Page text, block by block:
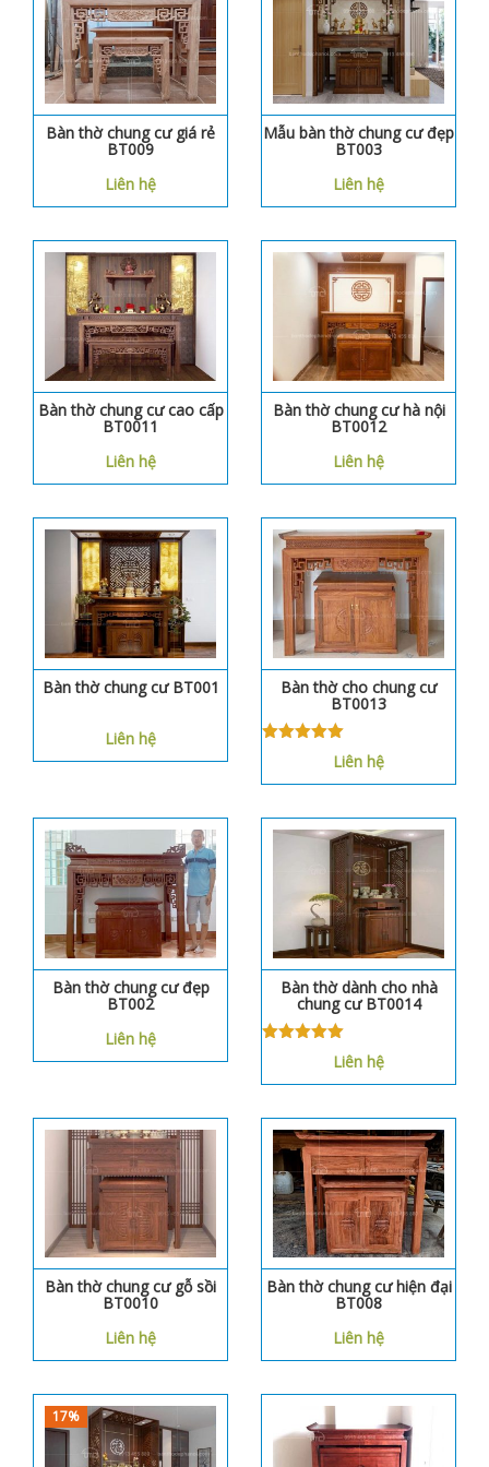
Bàn thờ chung cư giá rẻ
BT009
Liên hệ
Mẫu bàn thờ chung cư đẹp
BT003
Liên hệ
Bàn thờ chung cư cao cấp
BT0011
Liên hệ
Bàn thờ chung cư hà nội
BT0012
Liên hệ
Bàn thờ chung cư BT001
Liên hệ
Bàn thờ cho chung cư
BT0013
5
sao
Liên hệ
Bàn thờ chung cư đẹp
BT002
Liên hệ
Bàn thờ dành cho nhà
chung cư BT0014
5
sao
Liên hệ
Bàn thờ chung cư gỗ sồi
BT0010
Liên hệ
Bàn thờ chung cư hiện đại
BT008
Liên hệ
17%
17%